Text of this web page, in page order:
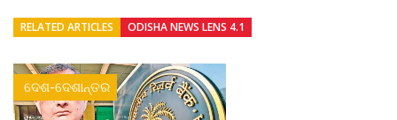
RELATED ARTICLES ODISHA NEWS LENS 4.1
ଦେଶ-ଦେଶାନ୍ତର